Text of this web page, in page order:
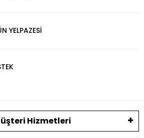
YELPAZESİ
Hizmetleri